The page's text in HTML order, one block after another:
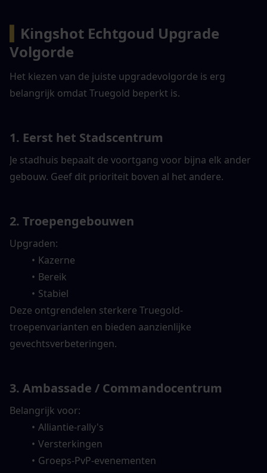
Kingshot Echtgoud Upgrade
Volgorde
Het kiezen van de juiste upgradevolgorde is erg
belangrijk omdat Truegold beperkt is.
1. Eerst het Stadscentrum
Je stadhuis bepaalt de voortgang voor bijna elk ander
gebouw. Geef dit prioriteit boven al het andere.
2. Troepengebouwen
Upgraden:
Kazerne
Bereik
Stabiel
Deze ontgrendelen sterkere Truegold-
troepenvarianten en bieden aanzienlijke
gevechtsverbeteringen.
3. Ambassade / Commandocentrum
Belangrijk voor:
Alliantie-rally's
Versterkingen
Groeps-PvP-evenementen